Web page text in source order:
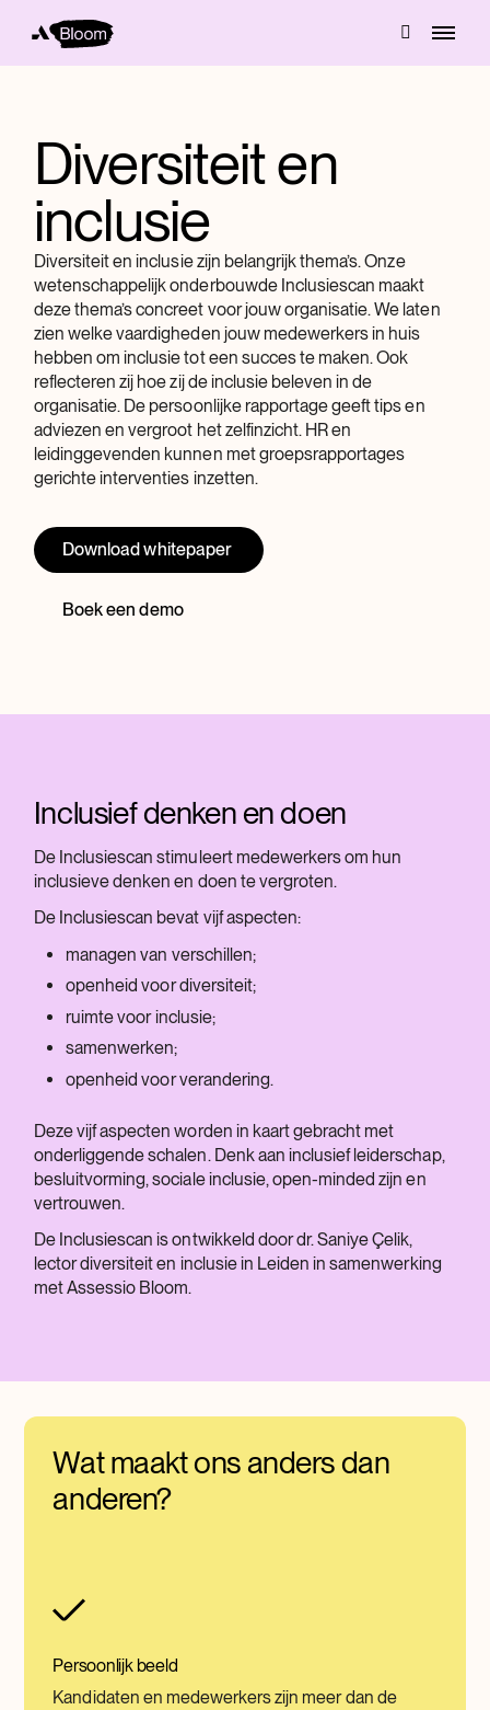
Diversiteit en
inclusie
Diversiteit en inclusie zijn belangrijk thema’s. Onze
wetenschappelijk onderbouwde Inclusiescan maakt
deze thema’s concreet voor jouw organisatie. We laten
zien welke vaardigheden jouw medewerkers in huis
hebben om inclusie tot een succes te maken. Ook
reflecteren zij hoe zij de inclusie beleven in de
organisatie. De persoonlijke rapportage geeft tips en
adviezen en vergroot het zelfinzicht. HR en
leidinggevenden kunnen met groepsrapportages
gerichte interventies inzetten.
Download whitepaper
Boek een demo
Inclusief denken en doen
De Inclusiescan stimuleert medewerkers om hun
inclusieve denken en doen te vergroten.
De Inclusiescan bevat vijf aspecten:
managen van verschillen;
openheid voor diversiteit;
ruimte voor inclusie;
samenwerken;
openheid voor verandering.
Deze vijf aspecten worden in kaart gebracht met
onderliggende schalen. Denk aan inclusief leiderschap,
besluitvorming, sociale inclusie, open-minded zijn en
vertrouwen.
De Inclusiescan is ontwikkeld door dr. Saniye Çelik,
lector diversiteit en inclusie in Leiden in samenwerking
met Assessio Bloom.
Wat maakt ons anders dan
anderen?
Persoonlijk beeld
Kandidaten en medewerkers zijn meer dan de